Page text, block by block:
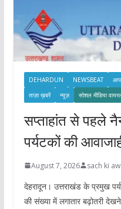
DEHARDUN NEWSBEAT
ताज़ा ख़बरें
न्यूज़ सोशल मीडिया
सप्ताहांत से पहले
पर्यटकों की
August 7, 2026 sach ki
देहरादून। उत्तराखंड के प्रमुख
की संख्या में लगातार बढ़ोतरी